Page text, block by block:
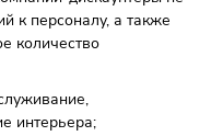
магазины с
продают некоторые
для снижения